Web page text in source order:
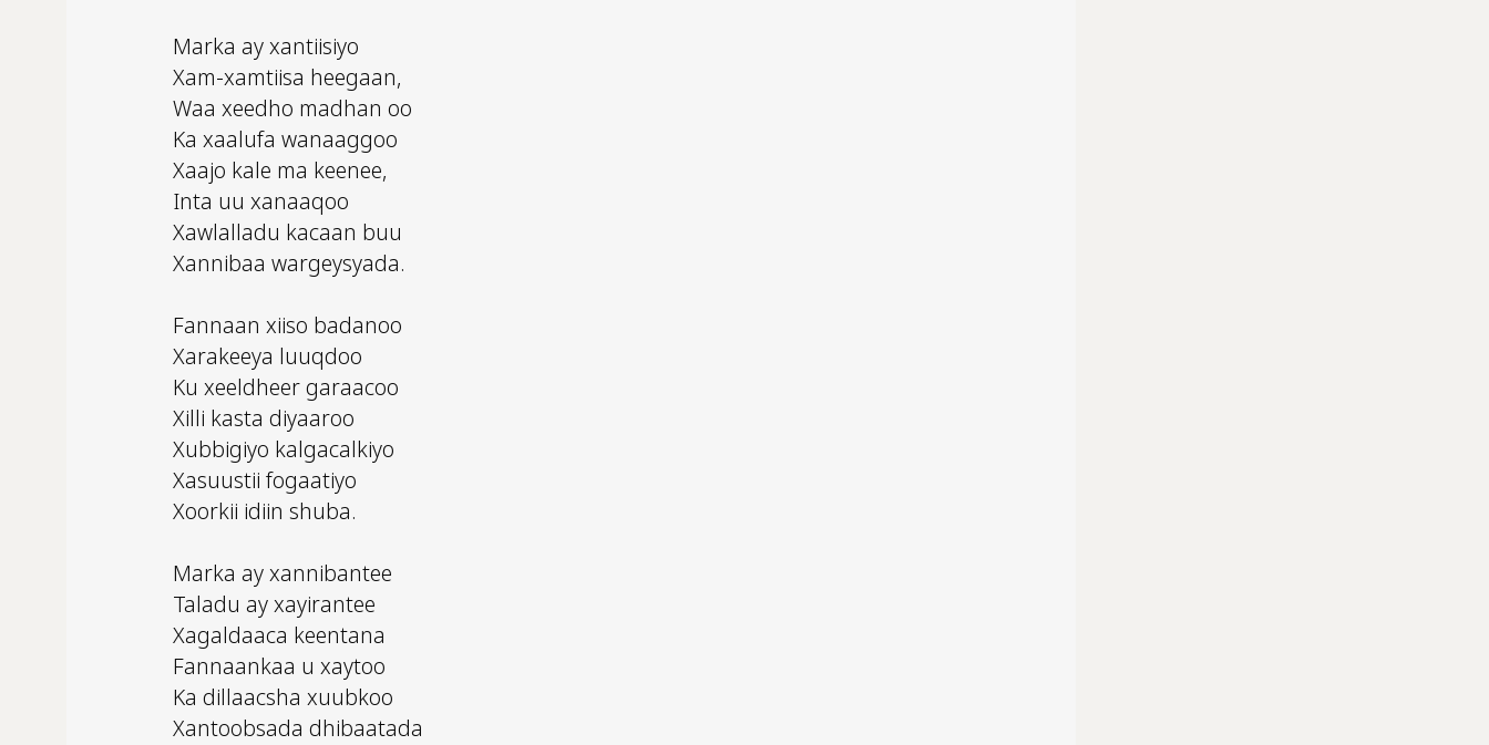
Marka ay xantiisiyo
Xam-xamtiisa heegaan,
Waa xeedho madhan oo
Ka xaalufa wanaaggoo
Xaajo kale ma keenee,
Inta uu xanaaqoo
Xawlalladu kacaan buu
Xannibaa wargeysyada.
Fannaan xiiso badanoo
Xarakeeya luuqdoo
Ku xeeldheer garaacoo
Xilli kasta diyaaroo
Xubbigiyo kalgacalkiyo
Xasuustii fogaatiyo
Xoorkii idiin shuba.
Marka ay xannibantee
Taladu ay xayirantee
Xagaldaaca keentana
Fannaankaa u xaytoo
Ka dillaacsha xuubkoo
Xantoobsada dhibaatada